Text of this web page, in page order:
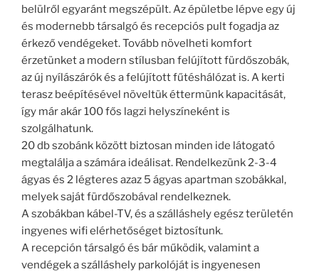
belülről egyaránt megszépült. Az épületbe lépve egy új
és modernebb társalgó és recepciós pult fogadja az
érkező vendégeket. Tovább növelheti komfort
érzetünket a modern stílusban felújított fürdőszobák,
az új nyílászárók és a felújított fűtéshálózat is. A kerti
terasz beépítésével növeltük éttermünk kapacitását,
így már akár 100 fős lagzi helyszíneként is
szolgálhatunk.
20 db szobánk között biztosan minden ide látogató
megtalálja a számára ideálisat. Rendelkezünk 2-3-4
ágyas és 2 légteres azaz 5 ágyas apartman szobákkal,
melyek saját fürdőszobával rendelkeznek.
A szobákban kábel-TV, és a szálláshely egész területén
ingyenes wifi elérhetőséget biztosítunk.
A recepción társalgó és bár működik, valamint a
vendégek a szálláshely parkolóját is ingyenesen